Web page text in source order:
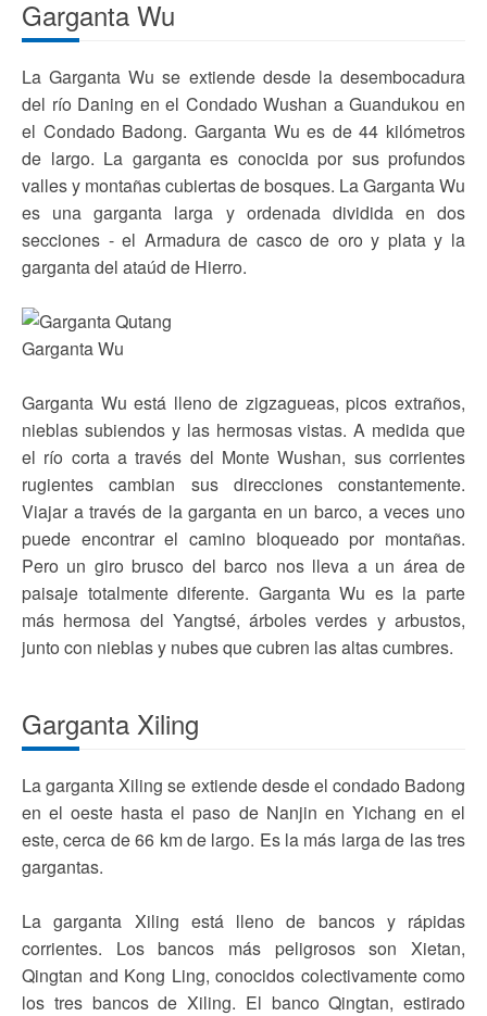
Garganta Wu
La Garganta Wu se extiende desde la desembocadura
del río Daning en el Condado Wushan a Guandukou en
el Condado Badong. Garganta Wu es de 44 kilómetros
de largo. La garganta es conocida por sus profundos
valles y montañas cubiertas de bosques. La Garganta Wu
es una garganta larga y ordenada dividida en dos
secciones - el Armadura de casco de oro y plata y la
garganta del ataúd de Hierro.
Garganta Wu
Garganta Wu está lleno de zigzagueas, picos extraños,
nieblas subiendos y las hermosas vistas. A medida que
el río corta a través del Monte Wushan, sus corrientes
rugientes cambian sus direcciones constantemente.
Viajar a través de la garganta en un barco, a veces uno
puede encontrar el camino bloqueado por montañas.
Pero un giro brusco del barco nos lleva a un área de
paisaje totalmente diferente. Garganta Wu es la parte
más hermosa del Yangtsé, árboles verdes y arbustos,
junto con nieblas y nubes que cubren las altas cumbres.
Garganta Xiling
La garganta Xiling se extiende desde el condado Badong
en el oeste hasta el paso de Nanjin en Yichang en el
este, cerca de 66 km de largo. Es la más larga de las tres
gargantas.
La garganta Xiling está lleno de bancos y rápidas
corrientes. Los bancos más peligrosos son Xietan,
Qingtan and Kong Ling, conocidos colectivamente como
los tres bancos de Xiling. El banco Qingtan, estirado